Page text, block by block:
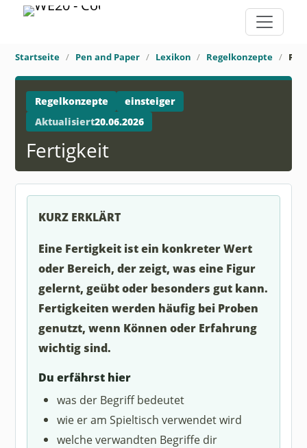
Startseite Pen and Paper Lexikon Regelkonzepte
Regelkonzepte
einsteiger
Aktualisiert20.06.2026
Fertigkeit
KURZ ERKLÄRT
Eine Fertigkeit ist ein konkreter Wert
oder Bereich, der zeigt, was eine Figur
gelernt, geübt oder besonders gut kann.
Fertigkeiten werden häufig bei Proben
genutzt, wenn Können oder Erfahrung
wichtig sind.
Du erfährst hier
was der Begriff bedeutet
wie er am Spieltisch verwendet wird
welche verwandten Begriffe dir